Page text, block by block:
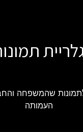
שהמשפחה
העמותה